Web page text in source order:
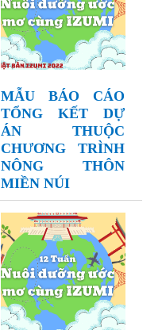
MẪU BÁO CÁO
TỔNG KẾT DỰ
ÁN THUỘC
CHƯƠNG TRÌNH
NÔNG THÔN
MIỀN NÚI